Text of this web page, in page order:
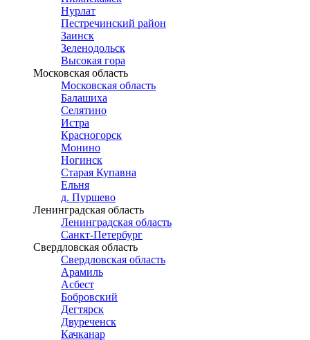
Нурлат
Пестречинский район
Заинск
Зеленодольск
Высокая гора
Московская область
Московская область
Балашиха
Селятино
Истра
Красногорск
Монино
Ногинск
Старая Купавна
Ельня
д. Пуршево
Ленинградская область
Ленинградская область
Санкт-Петербург
Свердловская область
Свердловская область
Арамиль
Асбест
Бобровский
Дегтярск
Двуреченск
Качканар